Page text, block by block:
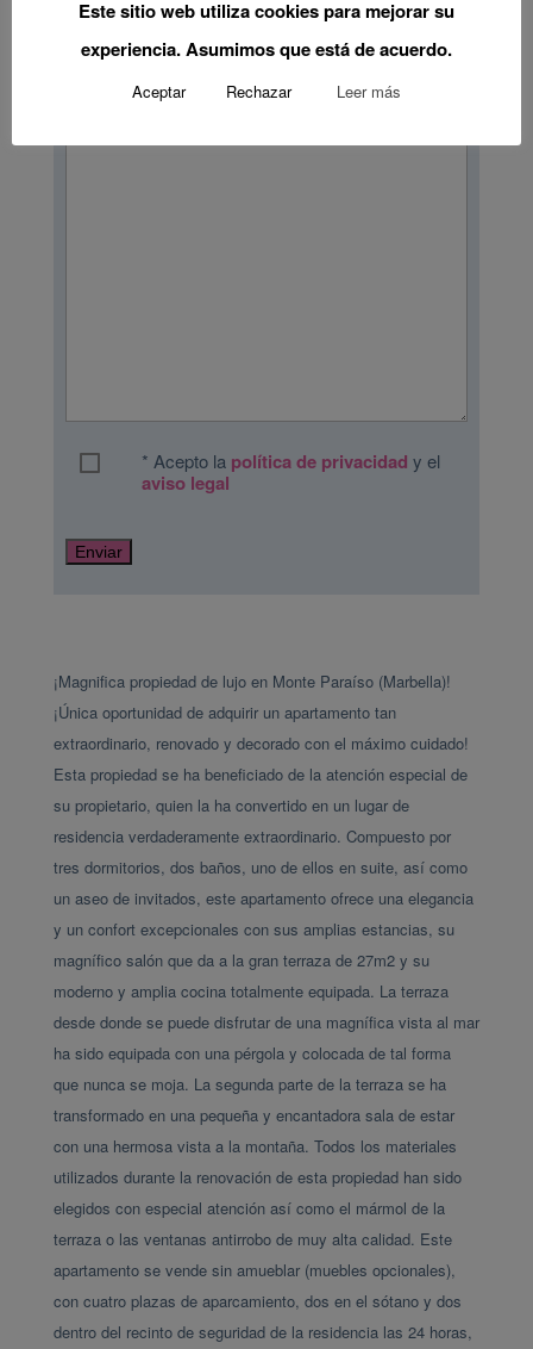
Message
* Acepto la política de privacidad y el
aviso legal
Enviar
¡Magnifica propiedad de lujo en Monte Paraíso (Marbella)!
¡Única oportunidad de adquirir un apartamento tan
extraordinario, renovado y decorado con el máximo cuidado!
Esta propiedad se ha beneficiado de la atención especial de
su propietario, quien la ha convertido en un lugar de
residencia verdaderamente extraordinario. Compuesto por
tres dormitorios, dos baños, uno de ellos en suite, así como
un aseo de invitados, este apartamento ofrece una elegancia
y un confort excepcionales con sus amplias estancias, su
magnífico salón que da a la gran terraza de 27m2 y su
moderno y amplia cocina totalmente equipada. La terraza
desde donde se puede disfrutar de una magnífica vista al mar
ha sido equipada con una pérgola y colocada de tal forma
que nunca se moja. La segunda parte de la terraza se ha
transformado en una pequeña y encantadora sala de estar
con una hermosa vista a la montaña. Todos los materiales
utilizados durante la renovación de esta propiedad han sido
elegidos con especial atención así como el mármol de la
terraza o las ventanas antirrobo de muy alta calidad. Este
apartamento se vende sin amueblar (muebles opcionales),
con cuatro plazas de aparcamiento, dos en el sótano y dos
dentro del recinto de seguridad de la residencia las 24 horas,
Este sitio web utiliza cookies para mejorar su
experiencia. Asumimos que está de acuerdo.
Aceptar Rechazar Leer más